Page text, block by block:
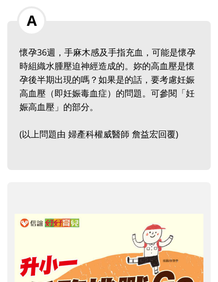
懷孕36週，手麻木感及手指充血，可能是懷孕
時組織水腫壓迫神經造成的。妳的高血壓是懷
孕後半期出現的嗎？如果是的話，要考慮妊娠
高血壓（即妊娠毒血症）的問題。可參閱「妊
娠高血壓」的部分。
(以上問題由 婦產科權威醫師 詹益宏回覆)